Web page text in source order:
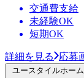
交通費支給
未経験OK
短期OK
詳細を見る 応募
ユースタイルホー